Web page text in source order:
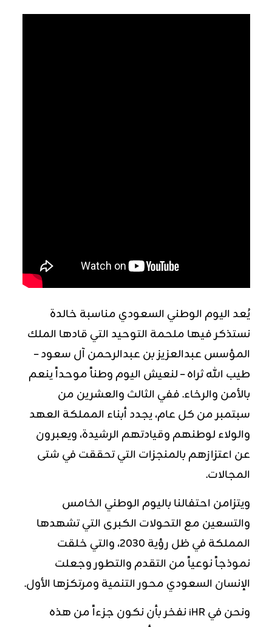
يُعد اليوم الوطني السعودي مناسبة خالدة
نستذكر فيها ملحمة التوحيد التي قادها الملك
المؤسس عبدالعزيز بن عبدالرحمن آل سعود –
طيب الله ثراه – لنعيش اليوم وطناً موحداً ينعم
بالأمن والرخاء. ففي الثالث والعشرين من
سبتمبر من كل عام، يجدد أبناء المملكة العهد
والولاء لوطنهم وقيادتهم الرشيدة، ويعبرون
عن اعتزازهم بالمنجزات التي تحققت في شتى
المجالات.
ويتزامن احتفالنا باليوم الوطني الخامس
والتسعين مع التحولات الكبرى التي تشهدها
المملكة في ظل رؤية 2030، والتي خلقت
نموذجاً نوعياً من التقدم والتطور وجعلت
الإنسان السعودي محور التنمية ومرتكزها الأول.
ونحن في iHR نفخر بأن نكون جزءاً من هذه